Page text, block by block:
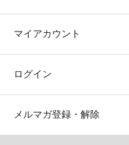
マイアカウント
ログイン
メルマガ登録・解除